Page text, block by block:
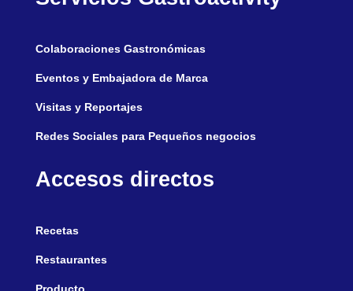
Colaboraciones Gastronómicas
Eventos y Embajadora de Marca
Visitas y Reportajes
Redes Sociales para Pequeños negocios
Accesos directos
Recetas
Restaurantes
Producto